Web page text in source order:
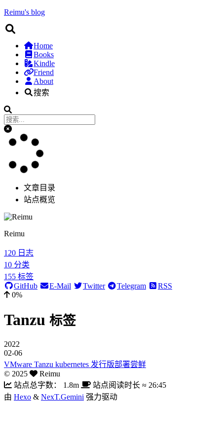
Reimu's blog
Home
Books
Kindle
Friend
About
搜索
文章目录
站点概览
Reimu
120 日志
10 分类
155 标签
GitHub
E-Mail Twitter Telegram
RSS
0%
Tanzu 标签
2022
02-06
VMware Tanzu kubernetes 发行版部署尝鲜
© 2025
Reimu
站点总字数：
1.8m 站点阅读时长 ≈ 26:45
由 Hexo & NexT.Gemini 强力驱动